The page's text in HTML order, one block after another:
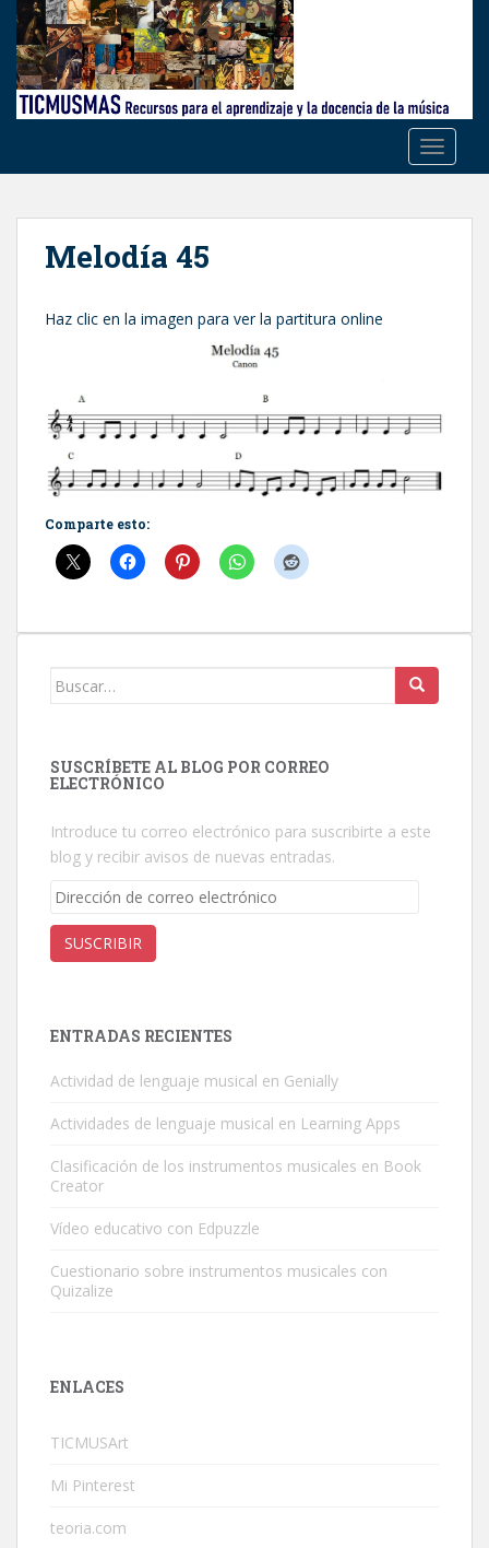
Melodía 45
Haz clic en la imagen para ver la partitura online
Comparte esto:
Buscar:
SUSCRÍBETE AL BLOG POR CORREO
ELECTRÓNICO
Introduce tu correo electrónico para suscribirte a este
blog y recibir avisos de nuevas entradas.
Dirección
correo
electrónico
SUSCRIBIR
ENTRADAS RECIENTES
Actividad de lenguaje musical en Genially
Actividades de lenguaje musical en Learning Apps
Clasificación de los instrumentos musicales en Book
Creator
Vídeo educativo con Edpuzzle
Cuestionario sobre instrumentos musicales con
Quizalize
ENLACES
TICMUSArt
Mi Pinterest
teoria.com